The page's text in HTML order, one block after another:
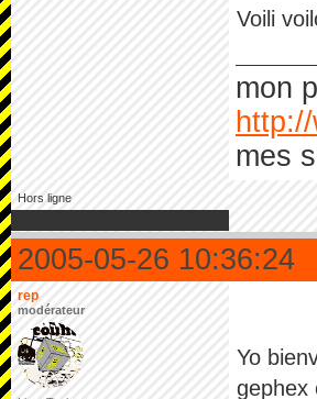
Voili
mon
mes
Hors ligne
2005-05-26 10:36:24
rep
modérateur
Yo